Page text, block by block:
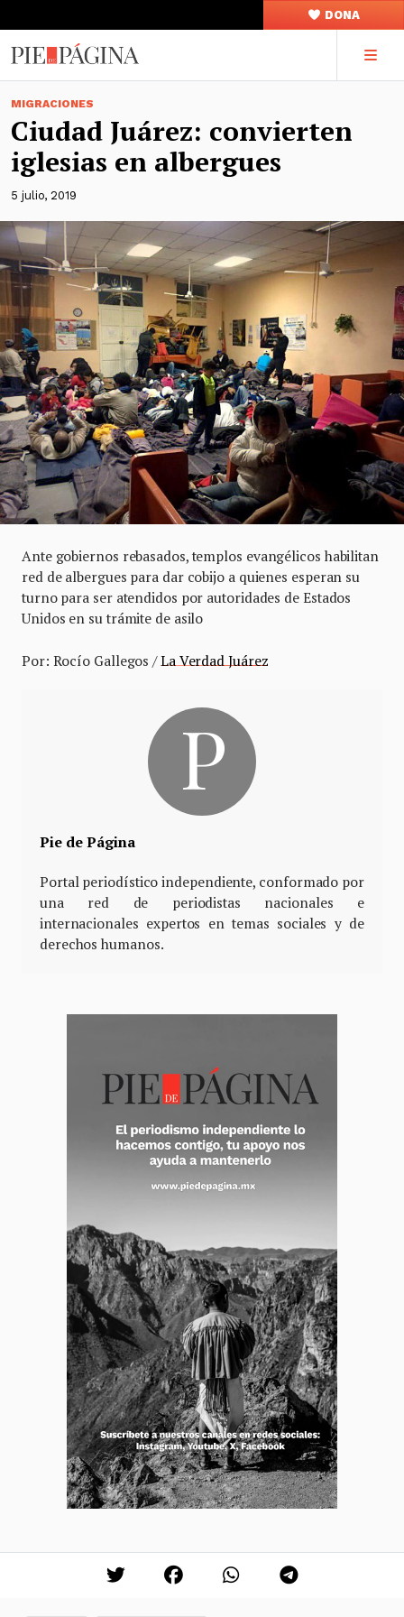
DONA
MIGRACIONES
Ciudad Juárez: convierten
iglesias en albergues
5 julio, 2019
Ante gobiernos rebasados, templos evangélicos habilitan
red de albergues para dar cobijo a quienes esperan su
turno para ser atendidos por autoridades de Estados
Unidos en su trámite de asilo
Por: Rocío Gallegos /La Verdad Juárez
Pie de Página
Portal periodístico independiente, conformado por
una red de periodistas nacionales e
internacionales expertos en temas sociales y de
derechos humanos.